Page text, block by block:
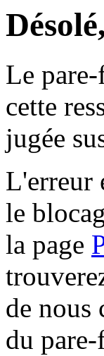
Le
cette
jugée
L'erreur
le
la page
de nous
du pare-